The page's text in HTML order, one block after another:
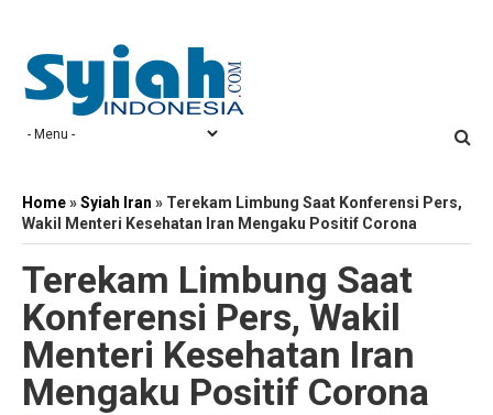
Home»Syiah Iran » Terekam Limbung Saat Konferensi Pers,
Wakil Menteri Kesehatan Iran Mengaku Positif Corona
Terekam Limbung Saat
Konferensi Pers, Wakil
Menteri Kesehatan Iran
Mengaku Positif Corona